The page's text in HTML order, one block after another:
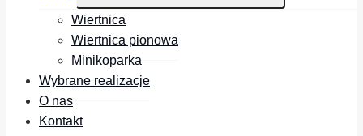
Wiertnica
Wiertnica pionowa
Minikoparka
Wybrane realizacje
O nas
Kontakt